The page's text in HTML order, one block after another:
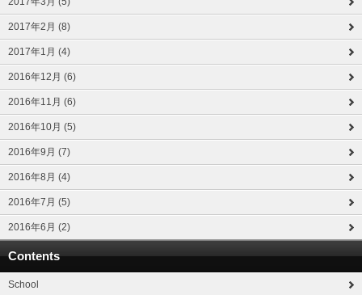
2017年2月 (8)
2017年1月 (4)
2016年12月 (6)
2016年11月 (6)
2016年10月 (5)
2016年9月 (7)
2016年8月 (4)
2016年7月 (5)
2016年6月 (2)
Contents
School